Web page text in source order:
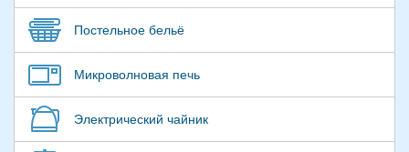
Постельное бельё
Микроволновая печь
Электрический чайник